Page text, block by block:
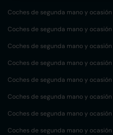
Coches de segunda mano y ocasión
Coches de segunda mano y ocasión
Coches de segunda mano y ocasión
Coches de segunda mano y ocasión
Coches de segunda mano y ocasión
Coches de segunda mano y ocasión
Coches de segunda mano y ocasión
Coches de segunda mano y ocasión